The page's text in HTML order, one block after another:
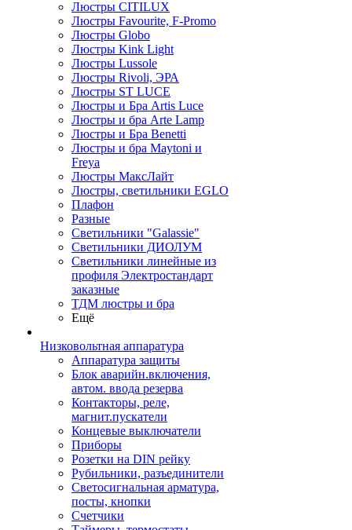
Люстры CITILUX
Люстры Favourite, F-Promo
Люстры Globo
Люстры Kink Light
Люстры Lussole
Люстры Rivoli, ЭРА
Люстры ST LUCE
Люстры и Бра Artis Luce
Люстры и бра Arte Lamp
Люстры и Бра Benetti
Люстры и бра Maytoni и
Freya
Люстры МаксЛайт
Люстры, светильники EGLO
Плафон
Разные
Светильники "Galassie"
Светильники ДИОЛУМ
Светильники линейные из
профиля Электростандарт
заказные
ТДМ люстры и бра
Ещё
Низковольтная аппаратура
Аппаратура защиты
Блок аварийн.включения,
автом. ввода резерва
Контакторы, реле,
магнит.пускатели
Концевые выключатели
Приборы
Розетки на DIN рейку
Рубильники, разъединители
Светосигнальная арматура,
посты, кнопки
Счетчики